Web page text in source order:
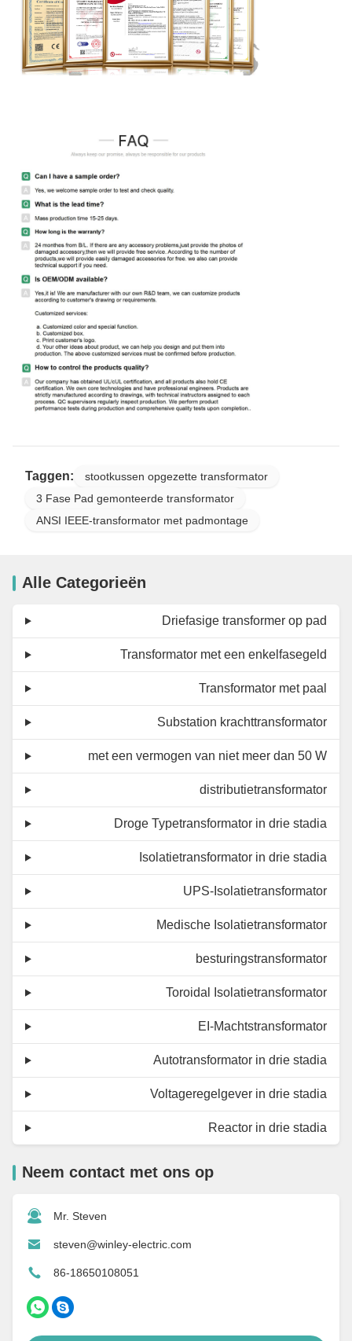
Taggen:
stootkussen opgezette transformator
3 Fase Pad gemonteerde transformator
ANSI IEEE-transformator met padmontage
Alle Categorieën
Driefasige transformer op pad
Transformator met een enkelfasegeld
Transformator met paal
Substation krachttransformator
met een vermogen van niet meer dan 50 W
distributietransformator
Droge Typetransformator in drie stadia
Isolatietransformator in drie stadia
UPS-Isolatietransformator
Medische Isolatietransformator
besturingstransformator
Toroidal Isolatietransformator
EI-Machtstransformator
Autotransformator in drie stadia
Voltageregelgever in drie stadia
Reactor in drie stadia
Neem contact met ons op
Mr. Steven
steven@winley-electric.com
86-18650108051